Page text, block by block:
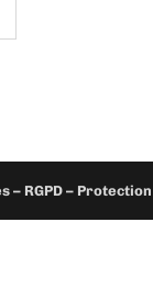
– RGPD –